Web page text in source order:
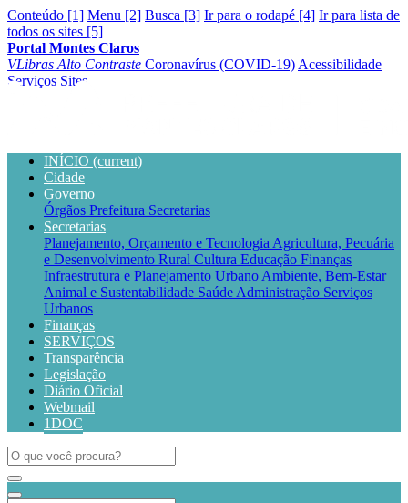
Conteúdo [1] Menu [2] Busca [3] Ir para o rodapé [4] Ir para lista de
todos os sites [5]
Portal Montes Claros
VLibras Alto Contraste Coronavírus (COVID-19) Acessibilidade
Serviços Sites
INÍCIO (current)
Cidade
Governo
Órgãos Prefeitura Secretarias
Secretarias
Planejamento, Orçamento e Tecnologia Agricultura, Pecuária
e Desenvolvimento Rural Cultura Educação Finanças
Infraestrutura e Planejamento Urbano Ambiente, Bem-Estar
Animal e Sustentabilidade Saúde Administração Serviços
Urbanos
Finanças
SERVIÇOS
Transparência
Legislação
Diário Oficial
Webmail
1DOC